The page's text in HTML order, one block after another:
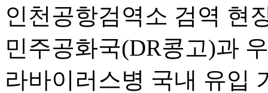
인천공항검역소 검역 현
민주공화국(DR콩고)과
라바이러스병 국내 유입